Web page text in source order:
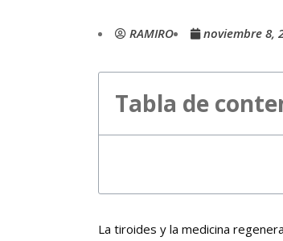
RAMIRO noviembre 8,
Tabla de
La tiroides y la medicina